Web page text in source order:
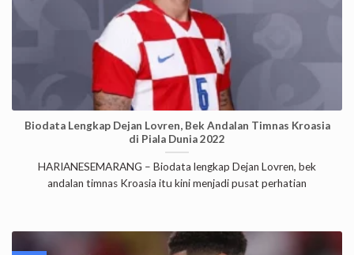
Biodata Lengkap Dejan Lovren, Bek Andalan Timnas Kroasia
di Piala Dunia 2022
HARIANESEMARANG – Biodata lengkap Dejan Lovren, bek
andalan timnas Kroasia itu kini menjadi pusat perhatian